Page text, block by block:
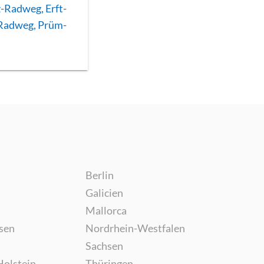
Radweg, Erft-
Prüm-
Berlin
Galicien
Mallorca
Nordrhein-Westfalen
Sachsen